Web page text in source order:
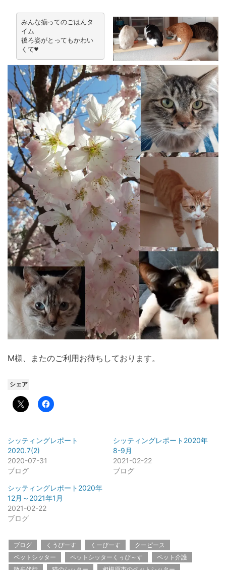
みんな揃ってのごはんタ
イム
後ろ姿がとってもかわい
くて♥
M様、またのご利用お待ちしております。
シェア
シッティングレポート
2020.7(2)
2020-07-31
ブログ
シッティングレポート2020年
8-9月
2021-02-22
ブログ
シッティングレポート2020年
12月～2021年1月
2021-02-22
ブログ
ブログ くうぴーす くーぴーす
クーピース
ペットシッター
ペットシッターくぅぴ～す
ペット介護